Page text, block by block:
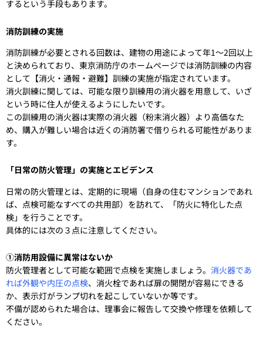
するという手段もあります。
消防訓練の実施
消防訓練が必要とされる回数は、建物の用途によって年1～2回以上
と決められており、東京消防庁のホームページでは消防訓練の内容
として【消火・通報・避難】訓練の実施が指定されています。
消火訓練に関しては、可能な限り訓練用の消火器を用意して、いざ
という時に住人が使えるようにしたいです。
この訓練用の消火器は実際の消火器（粉末消火器）より高価なた
め、購入が難しい場合は近くの消防署で借りられる可能性がありま
す。
「日常の防火管理」の実施とエビデンス
日常の防火管理とは、定期的に現場（自身の住むマンションであれ
ば、点検可能なすべての共用部）を訪れて、「防火に特化した点
検」を行うことです。
具体的には次の３点に注意してください。
①消防用設備に異常はないか
防火管理者として可能な範囲で点検を実施しましょう。 消火器であ
れば外観や内圧の点検、消火栓であれば扉の開閉が容易にできる
か、表示灯がランプ切れを起こしていないか等です。
不備が認められた場合は、理事会に報告して交換や修理を依頼して
ください。